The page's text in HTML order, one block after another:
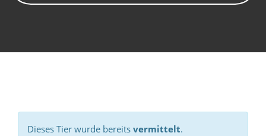
Dieses Tier wurde bereits vermittelt.